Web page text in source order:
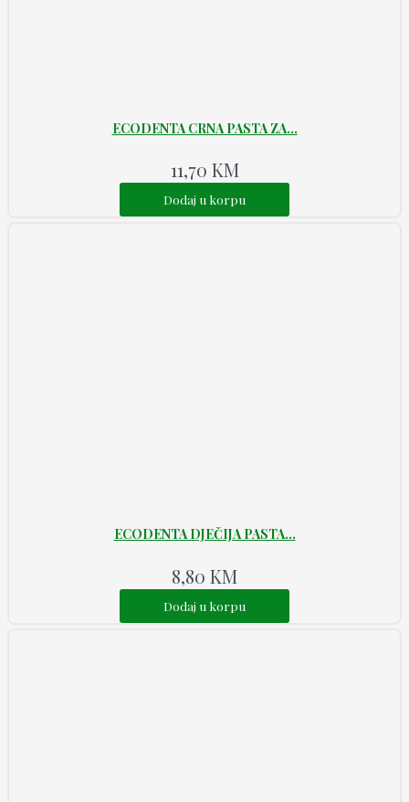
ECODENTA CRNA PASTA ZA...
11,70 KM
Dodaj u korpu
ECODENTA DJEČIJA PASTA...
8,80 KM
Dodaj u korpu